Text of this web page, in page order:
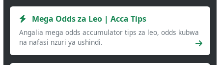
Mega Odds za Leo | Acca Tips
Angalia mega odds accumulator tips za leo, odds kubwa
na nafasi nzuri ya ushindi.